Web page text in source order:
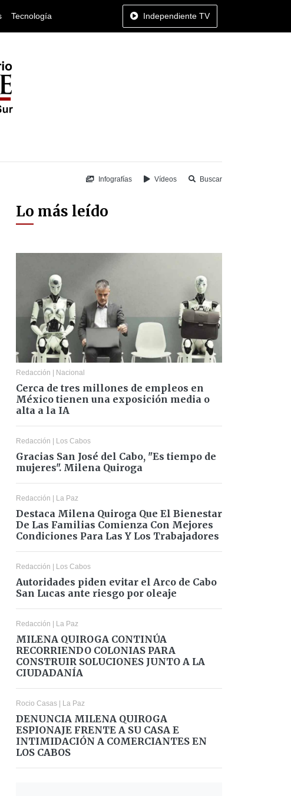
Tecnología Independiente TV
Infografías Vídeos Buscar
Lo más leído
Redacción | Nacional
Cerca de tres millones de empleos en
México tienen una exposición media o
alta a la IA
Redacción | Los Cabos
Gracias San José del Cabo, "Es tiempo de
mujeres". Milena Quiroga
Redacción | La Paz
Destaca Milena Quiroga Que El Bienestar
De Las Familias Comienza Con Mejores
Condiciones Para Las Y Los Trabajadores
Redacción | Los Cabos
Autoridades piden evitar el Arco de Cabo
San Lucas ante riesgo por oleaje
Redacción | La Paz
MILENA QUIROGA CONTINÚA
RECORRIENDO COLONIAS PARA
CONSTRUIR SOLUCIONES JUNTO A LA
CIUDADANÍA
Rocio Casas | La Paz
DENUNCIA MILENA QUIROGA
ESPIONAJE FRENTE A SU CASA E
INTIMIDACIÓN A COMERCIANTES EN
LOS CABOS